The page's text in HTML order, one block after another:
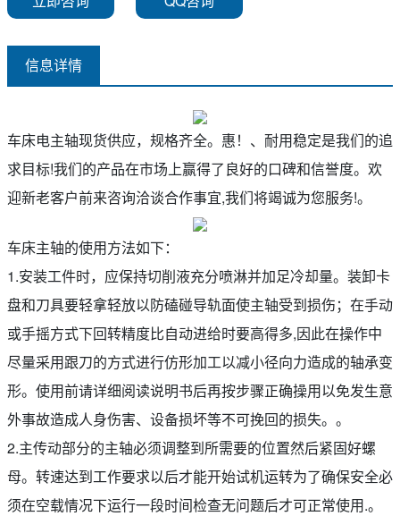
信息详情
车床电主轴现货供应，规格齐全。惠！、耐用稳定是我们的追
求目标!我们的产品在市场上赢得了良好的口碑和信誉度。欢
迎新老客户前来咨询洽谈合作事宜,我们将竭诚为您服务!。
车床主轴的使用方法如下：
1.安装工件时，应保持切削液充分喷淋并加足冷却量。装卸卡
盘和刀具要轻拿轻放以防磕碰导轨面使主轴受到损伤；在手动
或手摇方式下回转精度比自动进给时要高得多,因此在操作中
尽量采用跟刀的方式进行仿形加工以减小径向力造成的轴承变
形。使用前请详细阅读说明书后再按步骤正确操用以免发生意
外事故造成人身伤害、设备损坏等不可挽回的损失。。
2.主传动部分的主轴必须调整到所需要的位置然后紧固好螺
母。转速达到工作要求以后才能开始试机运转为了确保安全必
须在空载情况下运行一段时间检查无问题后才可正常使用.。